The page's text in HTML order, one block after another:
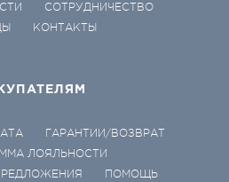
СОТРУДНИЧЕСТВО
КОНТАКТЫ
ГАРАНТИИ/ВОЗВРАТ
ЛОЯЛЬНОСТИ
ПОМОЩЬ